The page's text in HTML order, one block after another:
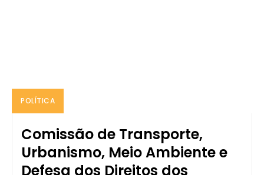
POLÍTICA
Comissão de Transporte,
Urbanismo, Meio Ambiente e
Defesa dos Direitos dos